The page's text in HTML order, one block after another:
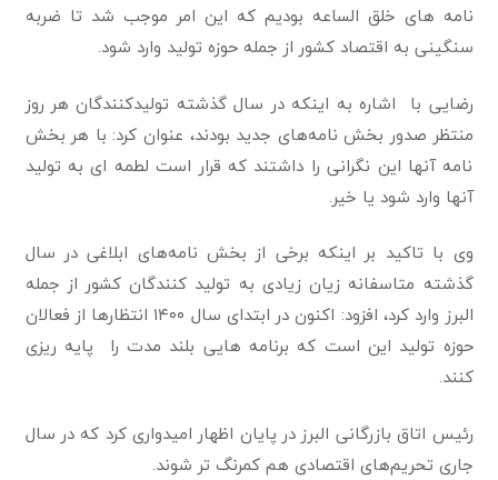
نامه های خلق الساعه بودیم که این امر موجب شد تا ضربه
سنگینی به اقتصاد کشور از جمله حوزه تولید وارد شود.
رضایی با اشاره به اینکه در سال گذشته تولیدکنندگان هر روز
منتظر صدور بخش نامه‌های جدید بودند، عنوان کرد: با هر بخش
نامه آنها این نگرانی را داشتند که قرار است لطمه ای به تولید
آنها وارد شود یا خیر.
وی با تاکید بر اینکه برخی از بخش نامه‌های ابلاغی در سال
گذشته متاسفانه زیان زیادی به تولید کنندگان کشور از جمله
البرز وارد کرد، افزود: اکنون در ابتدای سال ۱۴۰۰ انتظارها از فعالان
حوزه تولید این است که برنامه هایی بلند مدت را پایه ریزی
کنند.
رئیس اتاق بازرگانی البرز در پایان اظهار امیدواری کرد که در سال
جاری تحریم‌های اقتصادی هم کمرنگ تر شوند.